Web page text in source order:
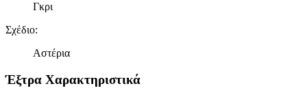
Γκρι
Σχέδιο:
Αστέρια
Έξτρα Χαρακτηριστικά